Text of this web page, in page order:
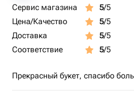
Сервис магазина 5/5
Цена/Качество
5/5
Доставка
5/5
Соответствие
5/5
Прекрасный букет, спасибо